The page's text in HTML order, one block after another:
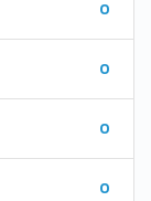
0
0
0
0